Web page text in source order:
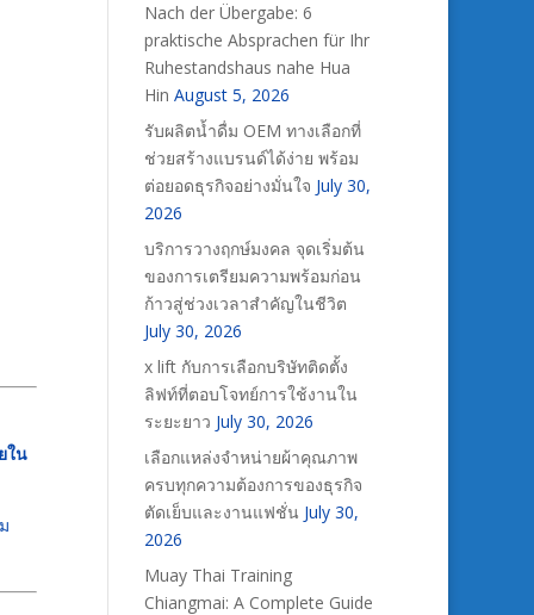
ใน
Nach der Übergabe: 6
praktische Absprachen für Ihr
Ruhestandshaus nahe Hua
Hin August 5, 2026
รับผลิตน้ำดื่ม OEM ทางเลือกที่
ช่วยสร้างแบรนด์ได้ง่าย พร้อม
ต่อยอดธุรกิจอย่างมั่นใจ July 30,
2026
บริการวางฤกษ์มงคล จุดเริ่มต้น
ของการเตรียมความพร้อมก่อน
ก้าวสู่ช่วงเวลาสำคัญในชีวิต
July 30, 2026
x lift กับการเลือกบริษัทติดตั้ง
ลิฟท์ที่ตอบโจทย์การใช้งานใน
ระยะยาว July 30, 2026
เลือกแหล่งจำหน่ายผ้าคุณภาพ
ครบทุกความต้องการของธุรกิจ
ตัดเย็บและงานแฟชั่น July 30,
2026
Muay Thai Training
Chiangmai: A Complete Guide